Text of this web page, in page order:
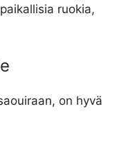
ruokia,
on hyvä